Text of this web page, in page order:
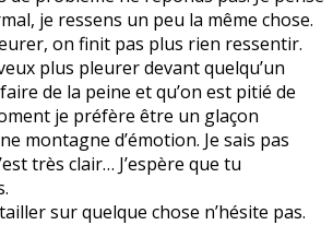
je ressens un peu la même chose.
on finit pas plus rien ressentir.
plus pleurer devant quelqu’un
de la peine et qu’on est pitié de
je préfère être un glaçon
montagne d’émotion. Je sais pas
très clair… J’espère que tu
sur quelque chose n’hésite pas.